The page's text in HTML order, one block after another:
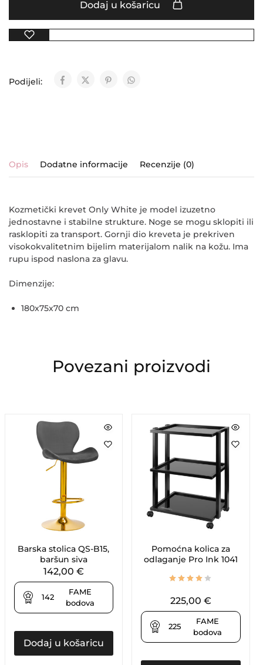
Dodaj u košaricu
Podijeli:
Opis Dodatne informacije Recenzije (0)
Kozmetički krevet Only White je model izuzetno
jednostavne i stabilne strukture. Noge se mogu sklopiti ili
rasklopiti za transport. Gornji dio kreveta je prekriven
visokokvalitetnim bijelim materijalom nalik na kožu. Ima
rupu ispod naslona za glavu.
Dimenzije:
180x75x70 cm
Povezani proizvodi
Barska stolica QS-B15,
baršun siva
142,00 €
142
FAME
bodova
Dodaj u košaricu
Pomoćna kolica za
odlaganje Pro Ink 1041
225,00 €
225
FAME
bodova